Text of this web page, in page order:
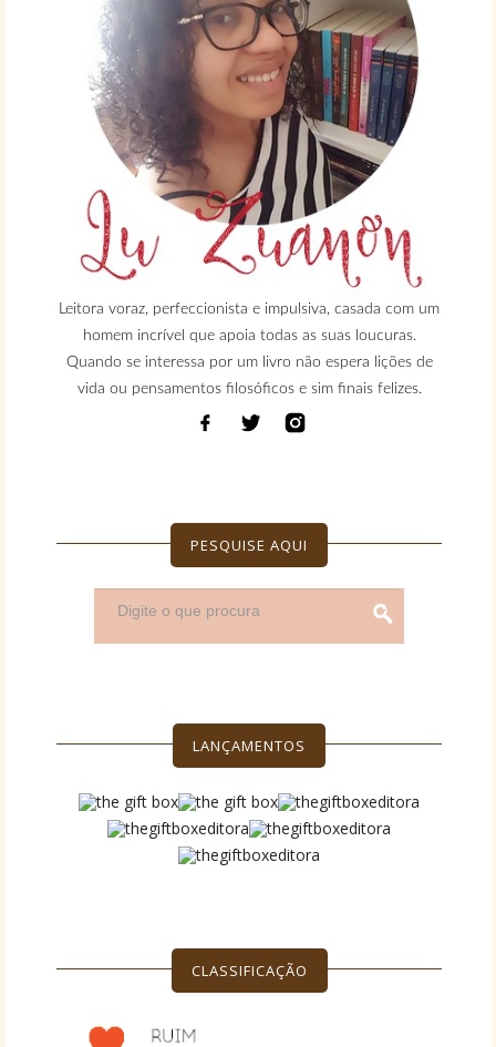
Leitora voraz, perfeccionista e impulsiva, casada com um
homem incrível que apoia todas as suas loucuras.
Quando se interessa por um livro não espera lições de
vida ou pensamentos filosóficos e sim finais felizes.
PESQUISE AQUI
LANÇAMENTOS
CLASSIFICAÇÃO